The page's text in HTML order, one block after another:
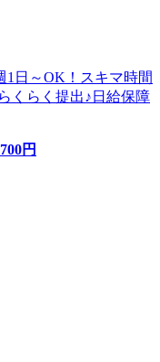
1日～OK！スキマ時間
くらく提出♪日給保障
円